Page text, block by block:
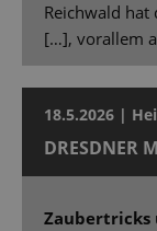
Reichwald
[…], vorallem
18.5.2026 |
DRESDNER
Zaubertricks